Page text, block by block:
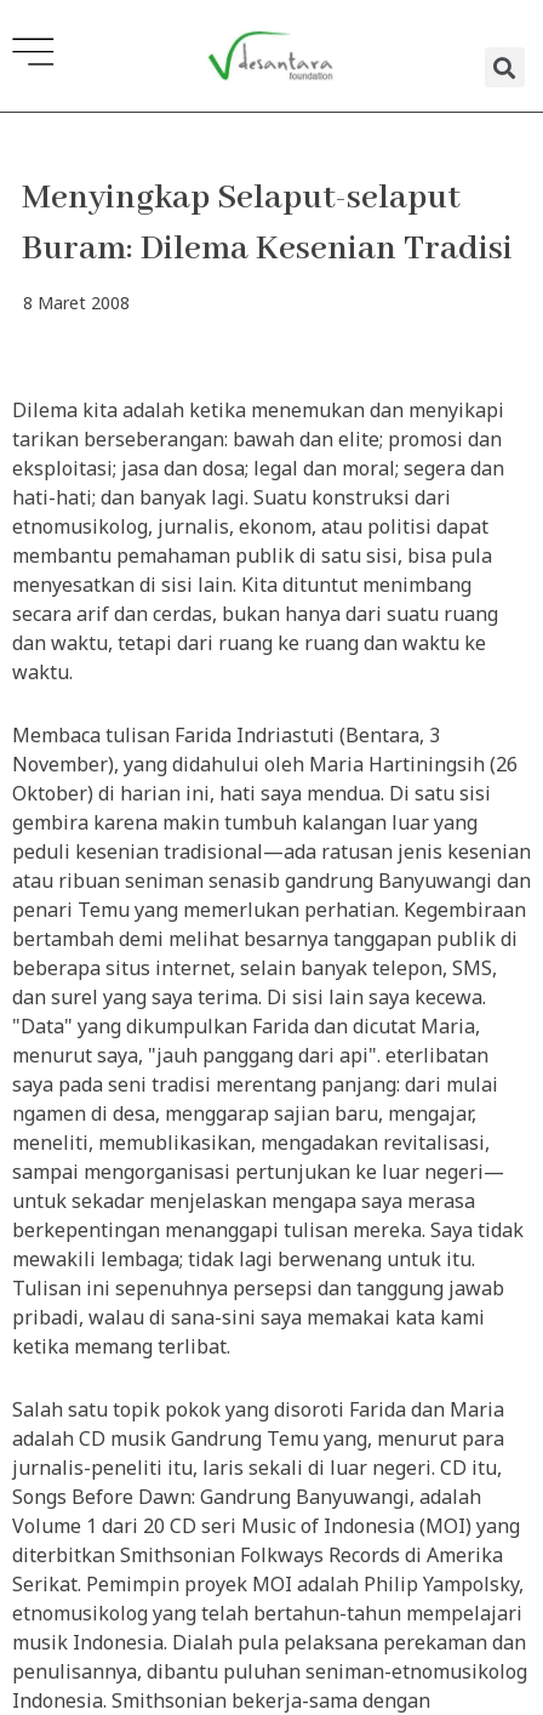
ke
konten
Menyingkap Selaput-selaput
Buram: Dilema Kesenian Tradisi
8 Maret 2008
Dilema kita adalah ketika menemukan dan menyikapi
tarikan berseberangan: bawah dan elite; promosi dan
eksploitasi; jasa dan dosa; legal dan moral; segera dan
hati-hati; dan banyak lagi. Suatu konstruksi dari
etnomusikolog, jurnalis, ekonom, atau politisi dapat
membantu pemahaman publik di satu sisi, bisa pula
menyesatkan di sisi lain. Kita dituntut menimbang
secara arif dan cerdas, bukan hanya dari suatu ruang
dan waktu, tetapi dari ruang ke ruang dan waktu ke
waktu.
Membaca tulisan Farida Indriastuti (Bentara, 3
November), yang didahului oleh Maria Hartiningsih (26
Oktober) di harian ini, hati saya mendua. Di satu sisi
gembira karena makin tumbuh kalangan luar yang
peduli kesenian tradisional—ada ratusan jenis kesenian
atau ribuan seniman senasib gandrung Banyuwangi dan
penari Temu yang memerlukan perhatian. Kegembiraan
bertambah demi melihat besarnya tanggapan publik di
beberapa situs internet, selain banyak telepon, SMS,
dan surel yang saya terima. Di sisi lain saya kecewa.
"Data" yang dikumpulkan Farida dan dicutat Maria,
menurut saya, "jauh panggang dari api". eterlibatan
saya pada seni tradisi merentang panjang: dari mulai
ngamen di desa, menggarap sajian baru, mengajar,
meneliti, memublikasikan, mengadakan revitalisasi,
sampai mengorganisasi pertunjukan ke luar negeri—
untuk sekadar menjelaskan mengapa saya merasa
berkepentingan menanggapi tulisan mereka. Saya tidak
mewakili lembaga; tidak lagi berwenang untuk itu.
Tulisan ini sepenuhnya persepsi dan tanggung jawab
pribadi, walau di sana-sini saya memakai kata kami
ketika memang terlibat.
Salah satu topik pokok yang disoroti Farida dan Maria
adalah CD musik Gandrung Temu yang, menurut para
jurnalis-peneliti itu, laris sekali di luar negeri. CD itu,
Songs Before Dawn: Gandrung Banyuwangi, adalah
Volume 1 dari 20 CD seri Music of Indonesia (MOI) yang
diterbitkan Smithsonian Folkways Records di Amerika
Serikat. Pemimpin proyek MOI adalah Philip Yampolsky,
etnomusikolog yang telah bertahun-tahun mempelajari
musik Indonesia. Dialah pula pelaksana perekaman dan
penulisannya, dibantu puluhan seniman-etnomusikolog
Indonesia. Smithsonian bekerja-sama dengan